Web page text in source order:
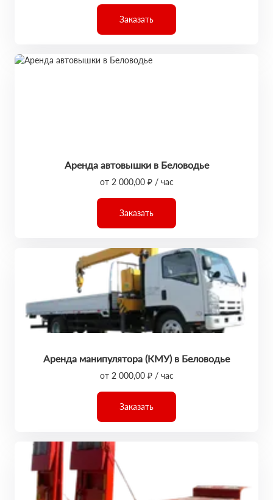
Заказать
Аренда автовышки в Беловодье
от 2 000,00 ₽ / час
Заказать
Аренда манипулятора (КМУ) в Беловодье
от 2 000,00 ₽ / час
Заказать